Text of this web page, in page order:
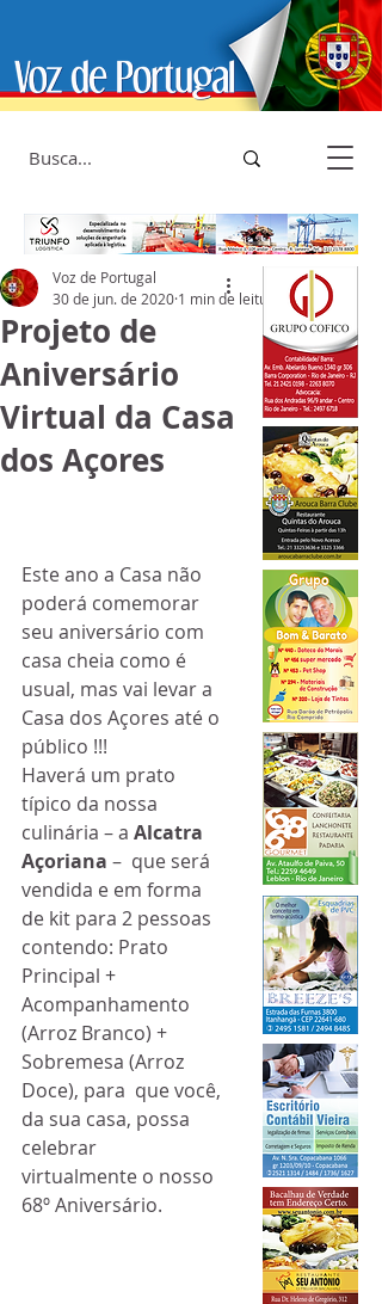
Projeto de
Aniversário
Virtual da Casa
dos Açores
Voz de Portugal
30 de jun. de 2020 1 min de leitura
Este ano a Casa não
poderá comemorar
seu aniversário com
casa cheia como é
usual, mas vai levar a
Casa dos Açores até o
público !!!
Haverá um prato
típico da nossa
culinária – a Alcatra
Açoriana –  que será
vendida e em forma
de kit para 2 pessoas
contendo: Prato
Principal +
Acompanhamento
(Arroz Branco) +
Sobremesa (Arroz
Doce), para  que você,
da sua casa, possa
celebrar
virtualmente o nosso
68º Aniversário.